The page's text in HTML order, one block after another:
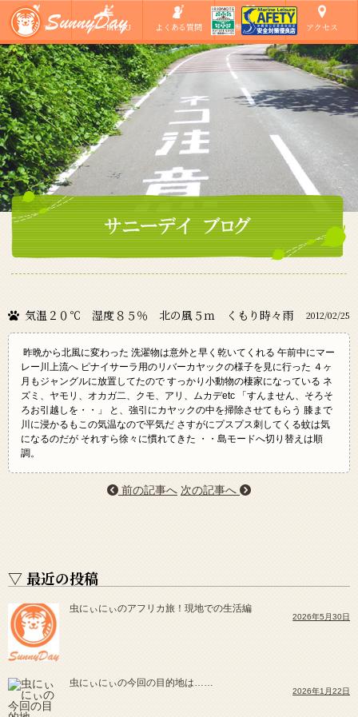
ショップ ツアーMENU よくある質問 ご参加の方へ アクセス
気温２０℃ 湿度８５％ 北の風５ｍ くもり時々雨 2012/02/25
昨晩から北風に変わった 洗濯物は意外と早く乾いてくれる 午前中にマー
レー川上流へ ピナイサーラ用のリバーカヤックの様子を見に行った ４ヶ
月もジャングルに放置してたので すっかり小動物の棲家になっている ネ
ズミ、ヤモリ、オカガ二、クモ、アリ、ムカデetc 「すんません、そろそ
ろお引越しを・・」 と、強引にカヤックの中を掃除させてもらう 膝まで
川に浸かるもこの気温なので平気だ さすがにプスプス刺してくる蚊は気
になるのだが それすら徐々に慣れてきた ・・島モードへ切り替えは順
調。
前の記事へ 次の記事へ
▽ 最近の投稿
虫にぃにぃのアフリカ旅！現地での生活編
2026年5月30日
虫にぃにぃの今回の目的地は……
2026年1月22日